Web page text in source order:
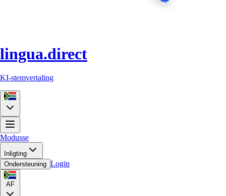
lingua.direct
KI-stemvertaling
Modusse
Inligting
Ondersteuning Login
AF